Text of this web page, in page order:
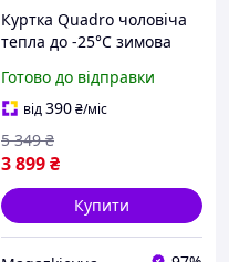
Куртка Quadro чоловіча
тепла до -25°С зимова
оверсайз зима чорний
Готово до відправки
від390₴/міс
3 899₴
5 349 ₴
Купити